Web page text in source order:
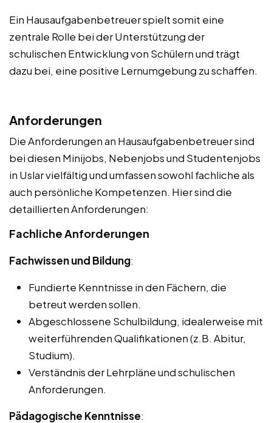
Ein Hausaufgabenbetreuer spielt somit eine
zentrale Rolle bei der Unterstützung der
schulischen Entwicklung von Schülern und trägt
dazu bei, eine positive Lernumgebung zu schaffen.
Anforderungen
Die Anforderungen an Hausaufgabenbetreuer sind
bei diesen Minijobs, Nebenjobs und Studentenjobs
in Uslar vielfältig und umfassen sowohl fachliche als
auch persönliche Kompetenzen. Hier sind die
detaillierten Anforderungen:
Fachliche Anforderungen
Fachwissen und Bildung:
Fundierte Kenntnisse in den Fächern, die
betreut werden sollen.
Abgeschlossene Schulbildung, idealerweise mit
weiterführenden Qualifikationen (z.B. Abitur,
Studium).
Verständnis der Lehrpläne und schulischen
Anforderungen.
Pädagogische Kenntnisse: